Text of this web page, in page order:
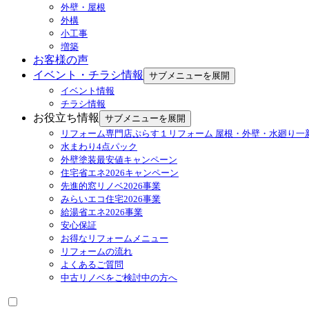
外壁・屋根
外構
小工事
増築
お客様の声
イベント・チラシ情報
サブメニューを展開
イベント情報
チラシ情報
お役立ち情報
サブメニューを展開
リフォーム専門店ぷらす１リフォーム 屋根・外壁・水廻り一
水まわり4点パック
外壁塗装最安値キャンペーン
住宅省エネ2026キャンペーン
先進的窓リノベ2026事業
みらいエコ住宅2026事業
給湯省エネ2026事業
安心保証
お得なリフォームメニュー
リフォームの流れ
よくあるご質問
中古リノベをご検討中の方へ